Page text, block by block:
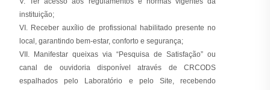
instituição;
VI. Receber auxílio de profissional habilitado presente no
local, garantindo bem-estar, conforto e segurança;
VII. Manifestar queixas via “Pesquisa de Satisfação” ou
canal de ouvidoria disponível através de CRCODS
espalhados pelo Laboratório e pelo Site, recebendo